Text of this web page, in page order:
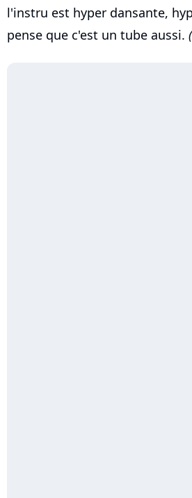
l'instru est hyper dansante,
pense que c'est un tube aussi.